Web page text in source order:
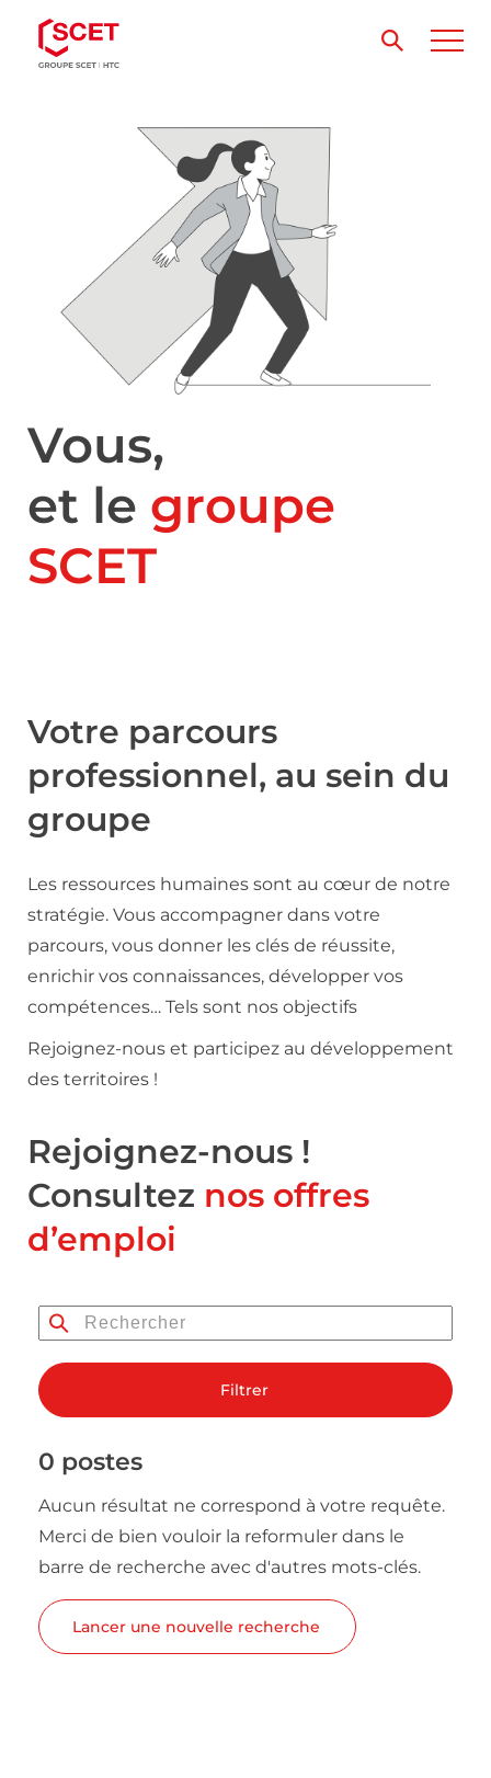
Vous,
et le groupe
SCET
Votre parcours
professionnel, au sein du
groupe
Les ressources humaines sont au cœur de notre
stratégie. Vous accompagner dans votre
parcours, vous donner les clés de réussite,
enrichir vos connaissances, développer vos
compétences… Tels sont nos objectifs
Rejoignez-nous et participez au développement
des territoires !
Rejoignez-nous !
Consultez nos offres
d’emploi
Filtrer
0 postes
Aucun résultat ne correspond à votre requête.
Merci de bien vouloir la reformuler dans le
barre de recherche avec d'autres mots-clés.
Lancer une nouvelle recherche